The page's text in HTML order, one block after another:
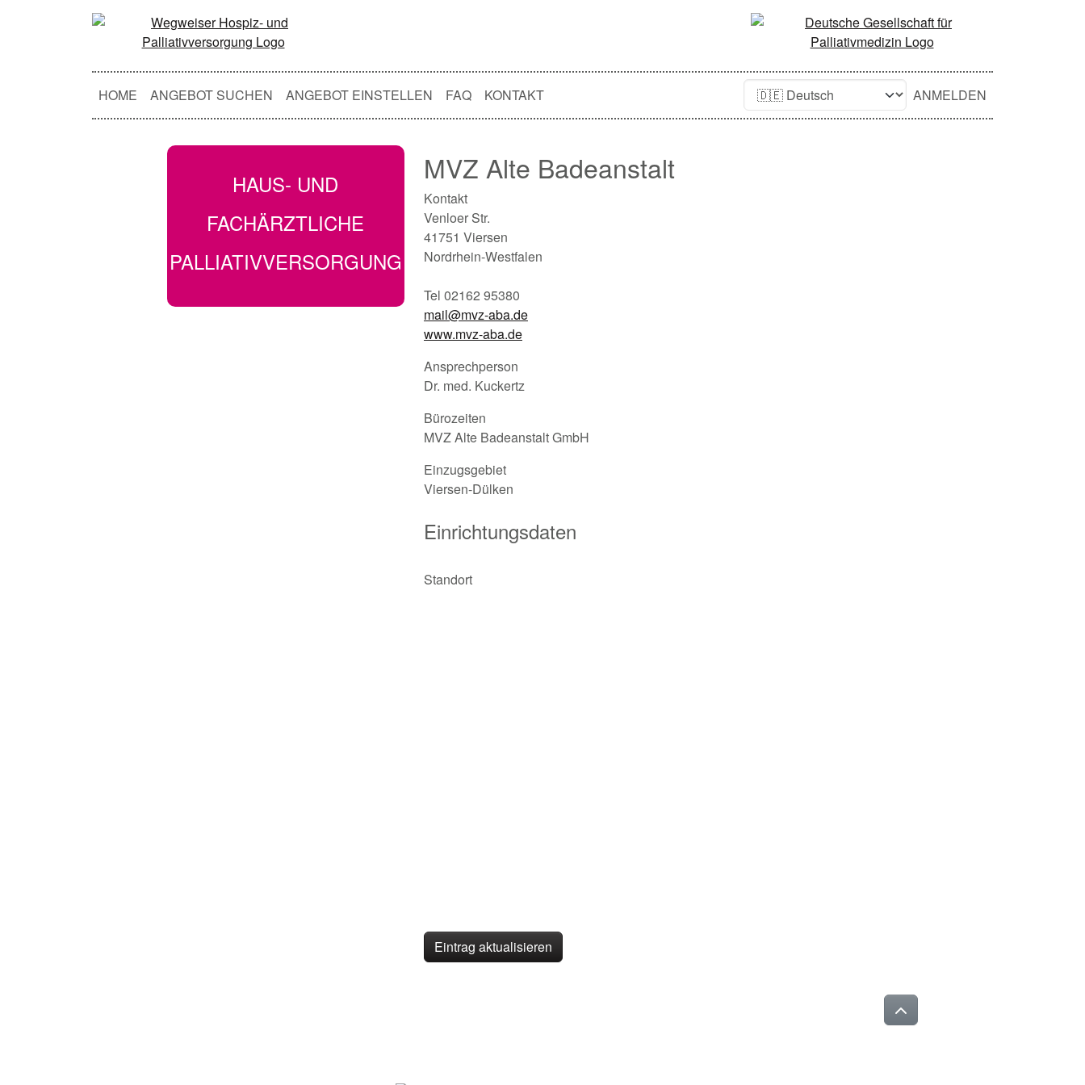
HOME ANGEBOT SUCHEN ANGEBOT EINSTELLEN FAQ KONTAKT ANMELDEN
HAUS- UND
FACHÄRZTLICHE
PALLIATIVVERSORGUNG
MVZ Alte Badeanstalt
Kontakt
Venloer Str.
41751 Viersen
Nordrhein-Westfalen
Tel 02162 95380
mail@mvz-aba.de
www.mvz-aba.de
Ansprechperson
Dr. med. Kuckertz
Bürozeiten
MVZ Alte Badeanstalt GmbH
Einzugsgebiet
Viersen-Dülken
Einrichtungsdaten
Standort
Eintrag aktualisieren